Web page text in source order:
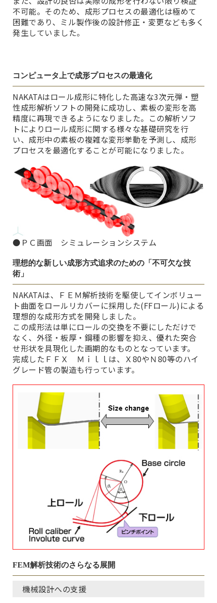
不可能。そのため、成形プロセスの最適化は極めて
困難であり、ミル製作後の設計修正・変更なども多く
発生していました。
コンピュータ上で成形プロセスの最適化
NAKATAはロール成形に特化した高速な3次元弾・塑
性成形解析ソフトの開発に成功し、素板の変形を高
精度に再現できるようになりました。この解析ソフ
トによりロール成形に関する様々な基礎研究を行
い、成形中の素板の複雑な変形挙動を予測し、成形
プロセスを最適化することが可能になりました。
●ＰＣ画面 シミュレーションシステム
理想的な新しい成形方式追求のための「不可欠な技
術」
NAKATAは、ＦＥＭ解析技術を駆使してインボリュー
ト曲面をロールリカバーに採用した(FFロール)による
理想的な成形方式を開発しました。
この成形法は単にロールの交換を不要にしただけで
なく、外径・板厚・鋼種の影響を抑え、優れた突合
せ形状を具現化した画期的なものとなっています。
完成したＦＦＸ Ｍｉｌｌは、Ｘ80やＮ80等のハイ
グレード管の製造も行っています。
FEM解析技術のさらなる展開
機械設計への支援